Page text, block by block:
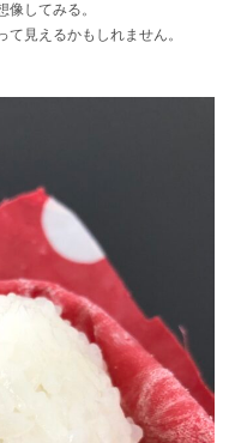
してみる。
見えるかもしれません。